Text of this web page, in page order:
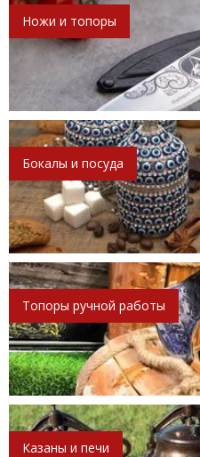
Ножи и топоры
Бокалы и посуда
Топоры ручной работы
Казаны и печи